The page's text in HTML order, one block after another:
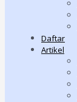
Daftar
Artikel